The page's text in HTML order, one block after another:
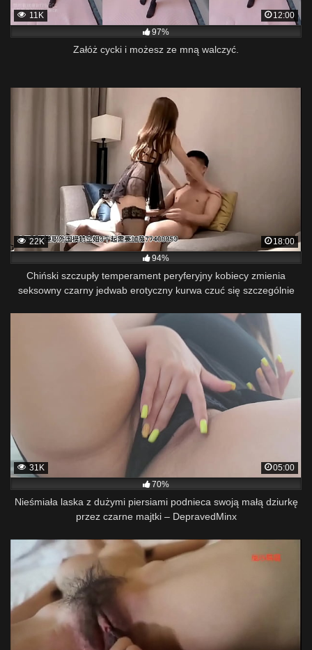
11K
12:00
97%
Załóż cycki i możesz ze mną walczyć.
22K
18:00
94%
Chiński szczupły temperament peryferyjny kobiecy zmienia
seksowny czarny jedwab erotyczny kurwa czuć się szczególnie
31K
05:00
70%
Nieśmiała laska z dużymi piersiami podnieca swoją małą dziurkę
przez czarne majtki – DepravedMinx